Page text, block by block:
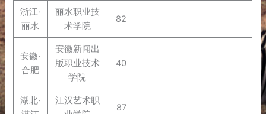
浙江·
丽水
丽水职业技
术学院
82
安徽·
合肥
安徽新闻出
版职业技术
学院
40
湖北·
江汉艺术职
87